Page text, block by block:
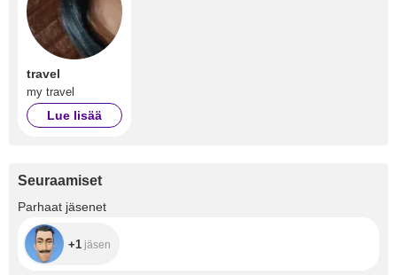
travel
my travel
Lue lisää
Seuraamiset
Parhaat jäsenet
+1
+1 jäsen